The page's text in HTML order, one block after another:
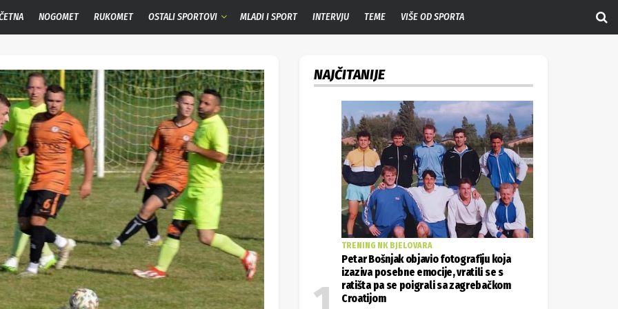
NOGOMET RUKOMET OSTALI SPORTOVI MLADI I SPORT INTERVJU TEME VIŠE OD SPORTA
NAJČITANIJE
TRENING NK BJELOVARA
Petar Bošnjak objavio fotografiju koja
izaziva posebne emocije, vratili se s
ratišta pa se poigrali sa zagrebačkom
Croatijom